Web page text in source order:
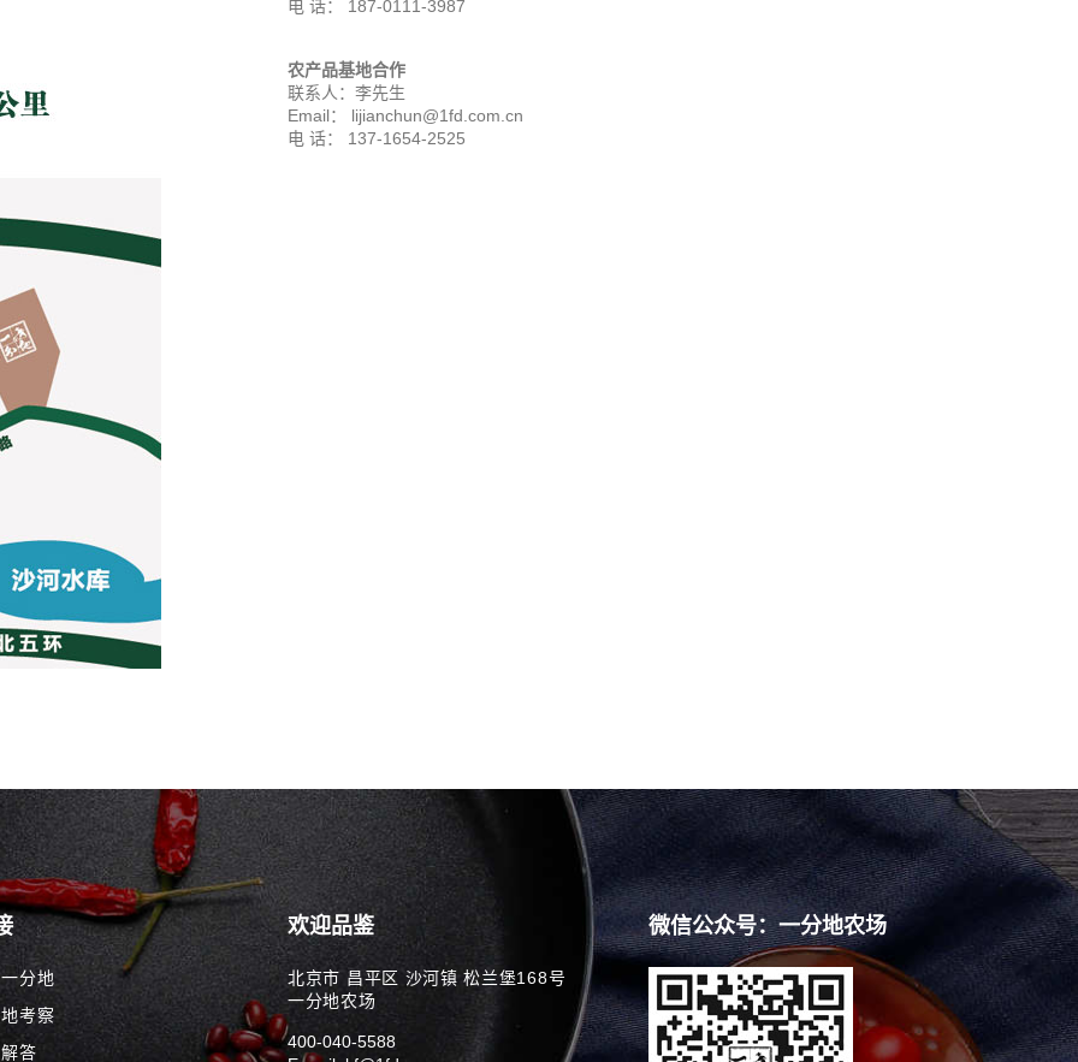
电 话： 187-0111-3987
农产品基地合作
联系人：李先生
Email： lijianchun@1fd.com.cn
电 话： 137-1654-2525
分地
考察
答
欢迎品鉴
北京市 昌平区 沙河镇 松兰堡168号
一分地农场
400-040-5588
微信公众号：一分地农场